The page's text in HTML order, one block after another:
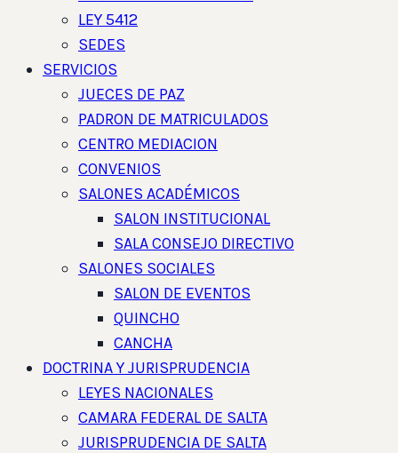
LEY 5412
SEDES
SERVICIOS
JUECES DE PAZ
PADRON DE MATRICULADOS
CENTRO MEDIACION
CONVENIOS
SALONES ACADÉMICOS
SALON INSTITUCIONAL
SALA CONSEJO DIRECTIVO
SALONES SOCIALES
SALON DE EVENTOS
QUINCHO
CANCHA
DOCTRINA Y JURISPRUDENCIA
LEYES NACIONALES
CAMARA FEDERAL DE SALTA
JURISPRUDENCIA DE SALTA